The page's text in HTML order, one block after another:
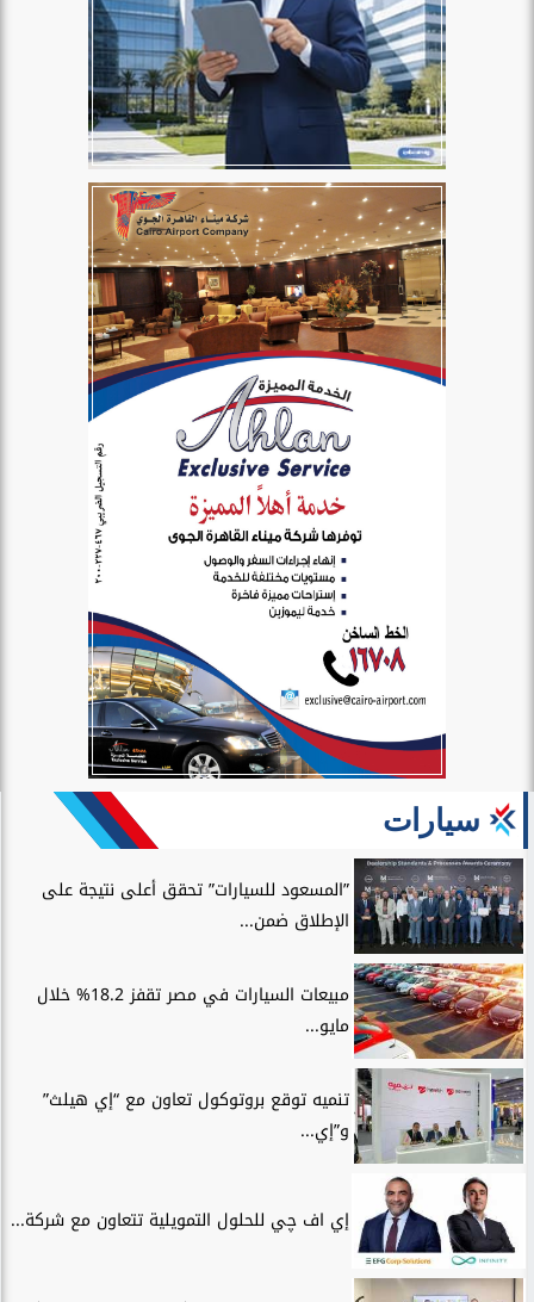
سيارات
”المسعود للسيارات” تحقق أعلى نتيجة على
الإطلاق ضمن...
مبيعات السيارات في مصر تقفز 18.2% خلال
مايو...
تنميه توقع بروتوكول تعاون مع “إي هيلث”
و”إي...
إي اف چي للحلول التمويلية تتعاون مع شركة...